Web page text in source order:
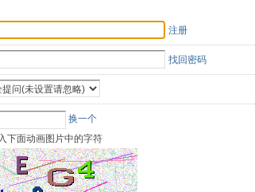
注册
找回密码
换一个
下面动画图片中的字符